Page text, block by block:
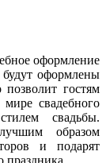
оформление
оформлены
гостям
свадебного
свадьбы.
образом
и подарят